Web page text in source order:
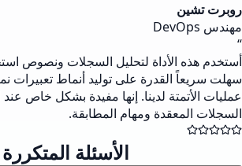
روبرت تشين
مهندس DevOps
“
أستخدم هذه الأداة لتحليل السجلات ونصوص
سهلت سريعاً القدرة على توليد أنماط تعبيرات
عمليات الأتمتة لدينا. إنها مفيدة بشكل خاص
السجلات المعقدة ومهام المطابقة.
الأسئلة المتكررة